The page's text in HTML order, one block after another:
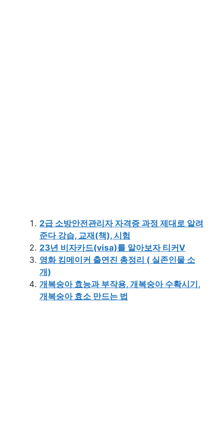
2급 소방안전관리자 자격증 과정 제대로 알려
준다 강습, 교재(책), 시험
23년 비자카드(visa)를 알아보자 티커V
영화 킹메이커 출연진 총정리 ( 실존인물 소
개)
개복숭아 효능과 부작용, 개복숭아 수확시기,
개복숭아 효소 만드는 법